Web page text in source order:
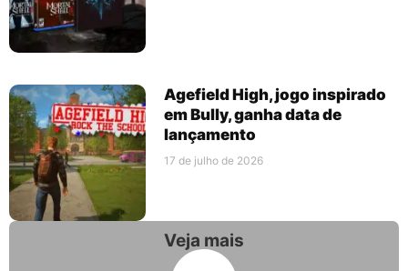
Agefield High, jogo inspirado
em Bully, ganha data de
lançamento
17 de julho de 2026
Veja mais